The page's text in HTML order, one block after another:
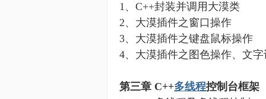
1、 C++封装并调用大漠类
2、大漠插件之窗口操作
3、 大漠插件之键盘鼠标操作
4、大漠插件之图色操作、文
第三章 C++多线程控制台框架